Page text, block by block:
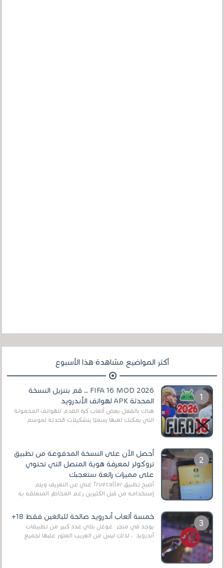
أكثر المواضيع مشاهدة هذا الأسبوع
FIFA 16 MOD 2026 .. قم بتنزيل النسخة
المحدثة APK لهواتف الأندرويد
هناك بالفعل بعض ألعاب كرة القدم للهواتف المحمولة
التي يمكنك لعبها رسميًا بتشكيلات مُحدثة لموسم
أحصل الآن على النسخة المدفوعة من تطبيق
تروكولر لمعرفة هوية المتصل التي تحتوي
على مميزات رائعة ستعجبك
أصبح تطبيق Truecaller غني عن التعريف ويتم
إستخدامه من قبل الكثيرين رغم المخاطر المتعلقه به
خمسة ألعاب أندرويد صالحة للبالغين فقط 18+
يوجد في متجر غوغل بلاي عدد كبير من تطبيقات
أندرويد ، لذلك ليس من الغريب العثور عليها لجميع